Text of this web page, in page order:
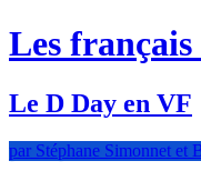
Les français
Le D Day en VF
par Stéphane Simonnet et